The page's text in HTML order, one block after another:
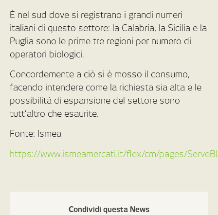
È nel sud dove si registrano i grandi numeri
italiani di questo settore: la Calabria, la Sicilia e la
Puglia sono le prime tre regioni per numero di
operatori biologici.
Concordemente a ciò si è mosso il consumo,
facendo intendere come la richiesta sia alta e le
possibilità di espansione del settore sono
tutt’altro che esaurite.
Fonte: Ismea
https://www.ismeamercati.it/flex/cm/pages/
Condividi questa News